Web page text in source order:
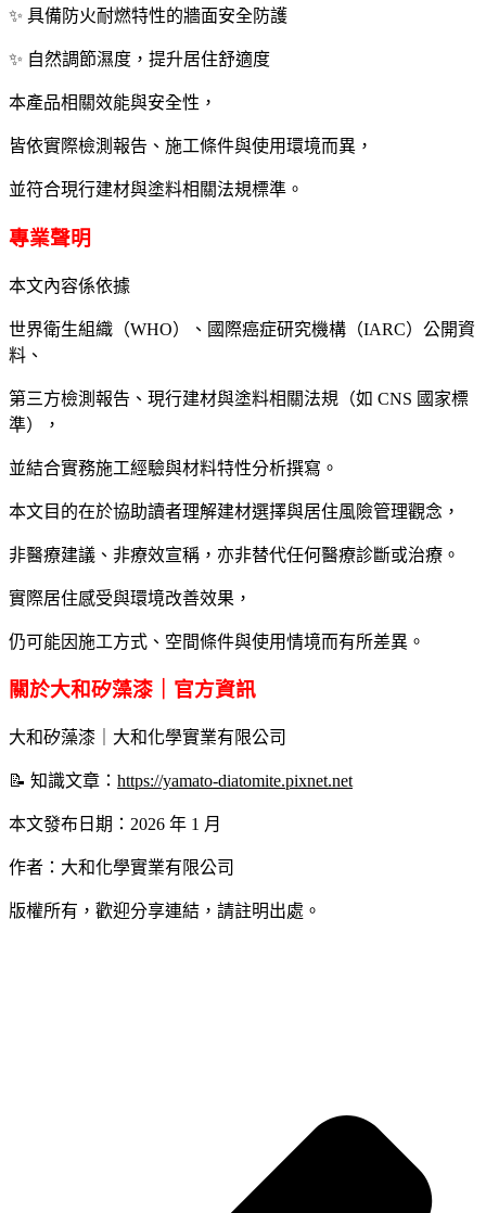
✨ 具備防火耐燃特性的牆面安全防護
✨ 自然調節濕度，提升居住舒適度
本產品相關效能與安全性，
皆依實際檢測報告、施工條件與使用環境而異，
並符合現行建材與塗料相關法規標準。
專業聲明
本文內容係依據
世界衛生組織（WHO）、國際癌症研究機構（IARC）公開資
料、
第三方檢測報告、現行建材與塗料相關法規（如 CNS 國家標
準），
並結合實務施工經驗與材料特性分析撰寫。
本文目的在於協助讀者理解建材選擇與居住風險管理觀念，
非醫療建議、非療效宣稱，亦非替代任何醫療診斷或治療。
實際居住感受與環境改善效果，
仍可能因施工方式、空間條件與使用情境而有所差異。
關於大和矽藻漆｜官方資訊
大和矽藻漆｜大和化學實業有限公司
📝 知識文章： https://yamato-diatomite.pixnet.net
本文發布日期：2026 年 1 月
作者：大和化學實業有限公司
版權所有，歡迎分享連結，請註明出處。